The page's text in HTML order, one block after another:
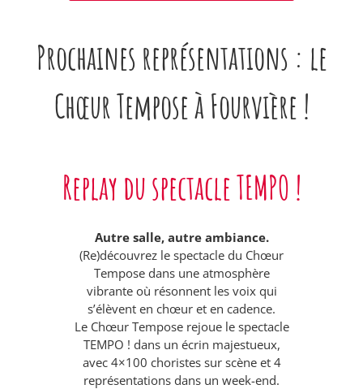
Prochaines représentations : le
Chœur Tempose à Fourvière !
Replay du spectacle TEMPO !
Autre salle, autre ambiance.
(Re)découvrez le spectacle du Chœur
Tempose dans une atmosphère
vibrante où résonnent les voix qui
s’élèvent en chœur et en cadence.
Le Chœur Tempose rejoue le spectacle
TEMPO ! dans un écrin majestueux,
avec 4×100 choristes sur scène et 4
représentations dans un week-end.